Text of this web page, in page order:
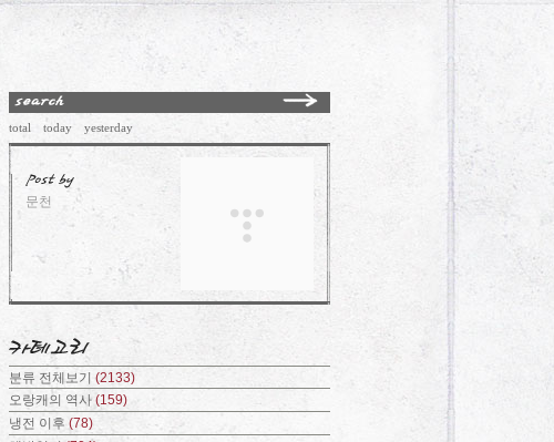
total today yesterday
문천
분류 전체보기 (2133)
오랑캐의 역사 (159)
냉전 이후 (78)